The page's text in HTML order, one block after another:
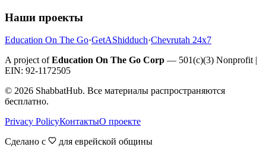
Наши проекты
Education On The Go·GetAShidduch·Chevrutah 24x7
A project ofEducation On The Go Corp — 501(c)(3) Nonprofit |
EIN: 92-1172505
© 2026 ShabbatHub. Все материалы распространяются
бесплатно.
Privacy PolicyКонтактыО проекте
Сделано с
для еврейской общины